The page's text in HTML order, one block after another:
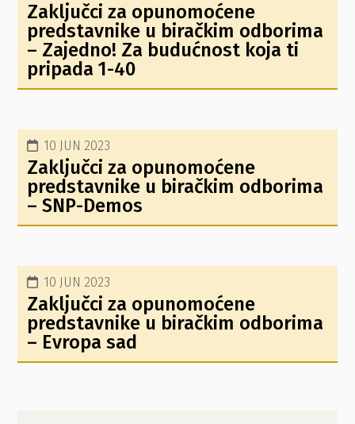
Zaključci za opunomoćene
predstavnike u biračkim odborima
– Zajedno! Za budućnost koja ti
pripada 1-40
10 JUN 2023
Zaključci za opunomoćene
predstavnike u biračkim odborima
– SNP-Demos
10 JUN 2023
Zaključci za opunomoćene
predstavnike u biračkim odborima
– Evropa sad